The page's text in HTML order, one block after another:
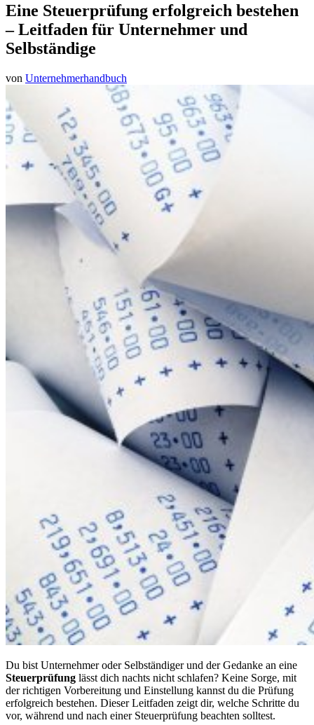
Eine Steuerprüfung erfolgreich bestehen
– Leitfaden für Unternehmer und
Selbständige
von Unternehmerhandbuch
Du bist Unternehmer oder Selbständiger und der Gedanke an eine
Steuerprüfung lässt dich nachts nicht schlafen? Keine Sorge, mit
der richtigen Vorbereitung und Einstellung kannst du die Prüfung
erfolgreich bestehen. Dieser Leitfaden zeigt dir, welche Schritte du
vor, während und nach einer Steuerprüfung beachten solltest.